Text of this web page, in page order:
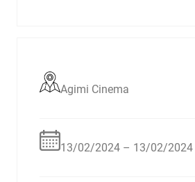
Agimi Cinema
13/02/2024 – 13/02/2024